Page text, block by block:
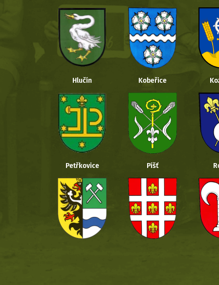
Hlučín Kobeřice
Petřkovice Píšť